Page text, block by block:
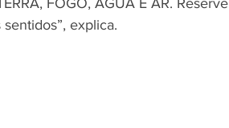
FOGO, ÁGUA E AR. Reserve
explica.